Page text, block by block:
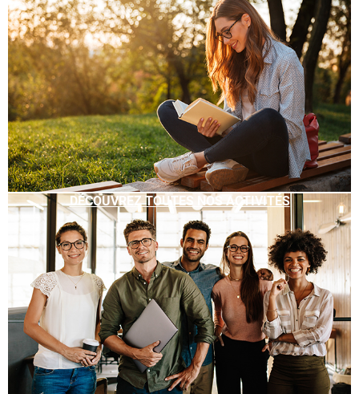
DÉCOUVREZ TOUTES NOS ACTIVITÉS